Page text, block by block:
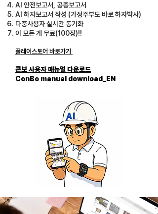
AI 안전보고서, 공종보고서
AI 하자보고서 작성 (가정주부도 바로 하자박사)
다중사용자 실시간 동기화​
이 모든 게 무료(100장)!!
플레이스토어 바로가기
콘보 사용자 매뉴얼 다운로드
ConBo manual download_EN